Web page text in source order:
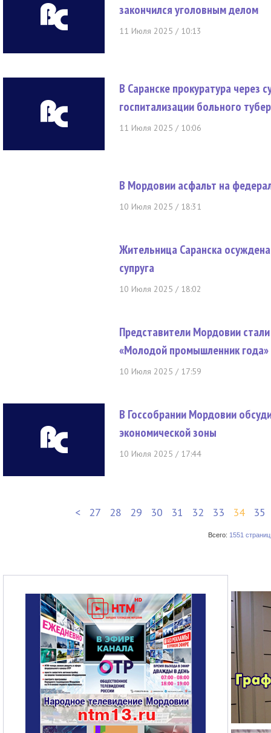
закончился уголовным делом
11 Июля 2025 / 10:13
В Саранске прокуратура через
госпитализации больного
11 Июля 2025 / 10:06
В Мордовии асфальт на
10 Июля 2025 / 18:31
Жительница Саранска
супруга
10 Июля 2025 / 18:02
Представители Мордовии
«Молодой промышленник года»
10 Июля 2025 / 17:59
В Госсобрании Мордовии
экономической зоны
10 Июля 2025 / 17:44
< 27 28 29 30 31 32 33 34 35
Всего: 1551 страниц